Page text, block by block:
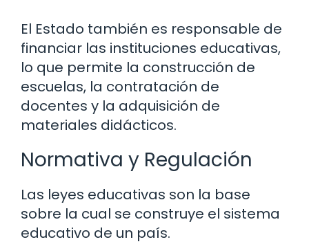
El Estado también es responsable de
financiar las instituciones educativas,
lo que permite la construcción de
escuelas, la contratación de
docentes y la adquisición de
materiales didácticos.
Normativa y Regulación
Las leyes educativas son la base
sobre la cual se construye el sistema
educativo de un país.